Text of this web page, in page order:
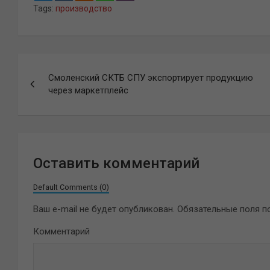
Tags: производство
по
Смоленский СКТБ СПУ экспортирует продукцию
через маркетплейс
Оставить комментарий
Default Comments (0)
Ваш e-mail не будет опубликован. Обязательные поля
Комментарий